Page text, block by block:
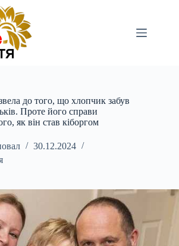
до того, що хлопчик забув
Проте його справи
як він став кіборгом
30.12.2024